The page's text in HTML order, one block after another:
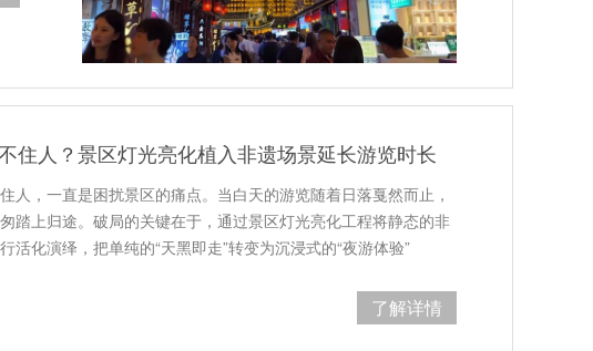
住人？景区灯光亮化植入非遗场景延长游览时长
人，一直是困扰景区的痛点。当白天的游览随着日落戛然而止，
踏上归途。破局的关键在于，通过景区灯光亮化工程将静态的非
活化演绎，把单纯的“天黑即走”转变为沉浸式的“夜游体验”
了解详情